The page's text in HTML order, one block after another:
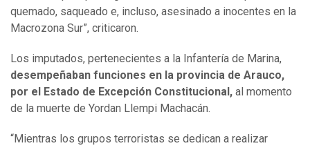
quemado, saqueado e, incluso, asesinado a inocentes en la
Macrozona Sur”, criticaron.
Los imputados, pertenecientes a la Infantería de Marina,
desempeñaban funciones en la provincia de Arauco,
por el Estado de Excepción Constitucional, al momento
de la muerte de Yordan Llempi Machacán.
“Mientras los grupos terroristas se dedican a realizar